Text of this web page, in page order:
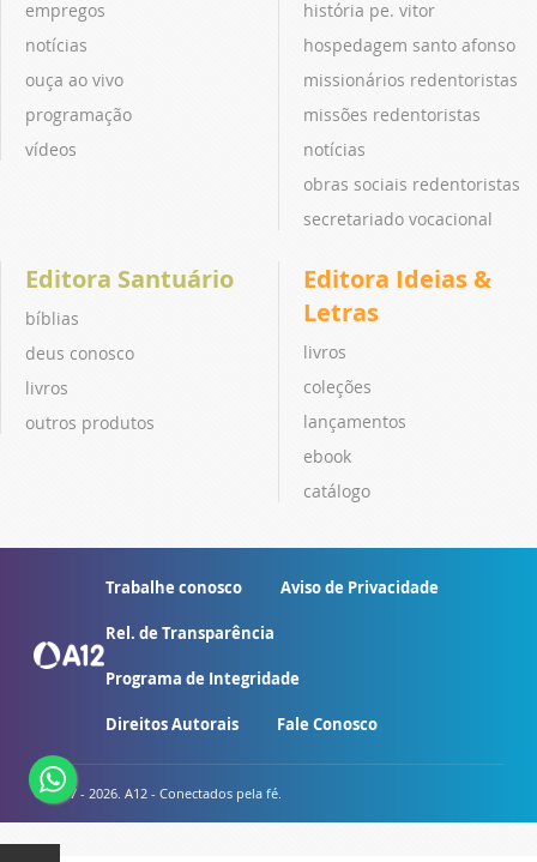
empregos
notícias
ouça ao vivo
programação
vídeos
história pe. vitor
hospedagem santo afonso
missionários redentoristas
missões redentoristas
notícias
obras sociais redentoristas
secretariado vocacional
Editora Santuário
bíblias
deus conosco
livros
outros produtos
Editora Ideias &
Letras
livros
coleções
lançamentos
ebook
catálogo
Trabalhe conosco Aviso de Privacidade
Rel. de Transparência
Programa de Integridade
Direitos Autorais Fale Conosco
© 2007 - 2026. A12 - Conectados pela fé.